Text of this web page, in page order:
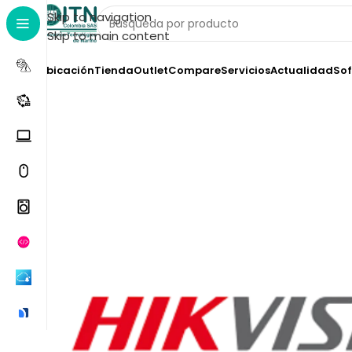
Skip to navigation
Skip to main content
UbicaciónTiendaOutletCompareServiciosActualidad